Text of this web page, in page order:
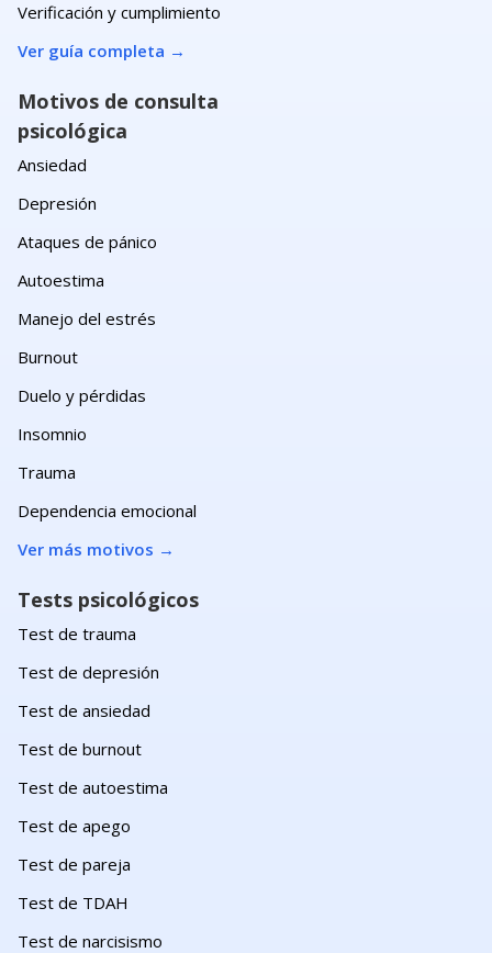
Verificación y cumplimiento
Ver guía completa →
Motivos de consulta
psicológica
Ansiedad
Depresión
Ataques de pánico
Autoestima
Manejo del estrés
Burnout
Duelo y pérdidas
Insomnio
Trauma
Dependencia emocional
Ver más motivos →
Tests psicológicos
Test de trauma
Test de depresión
Test de ansiedad
Test de burnout
Test de autoestima
Test de apego
Test de pareja
Test de TDAH
Test de narcisismo